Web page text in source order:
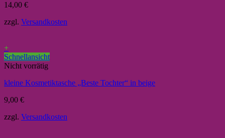
14,00 €
zzgl. Versandkosten
+
Schnellansicht
Nicht vorrätig
kleine Kosmetiktasche „Beste Tochter“ in beige
9,00 €
zzgl. Versandkosten